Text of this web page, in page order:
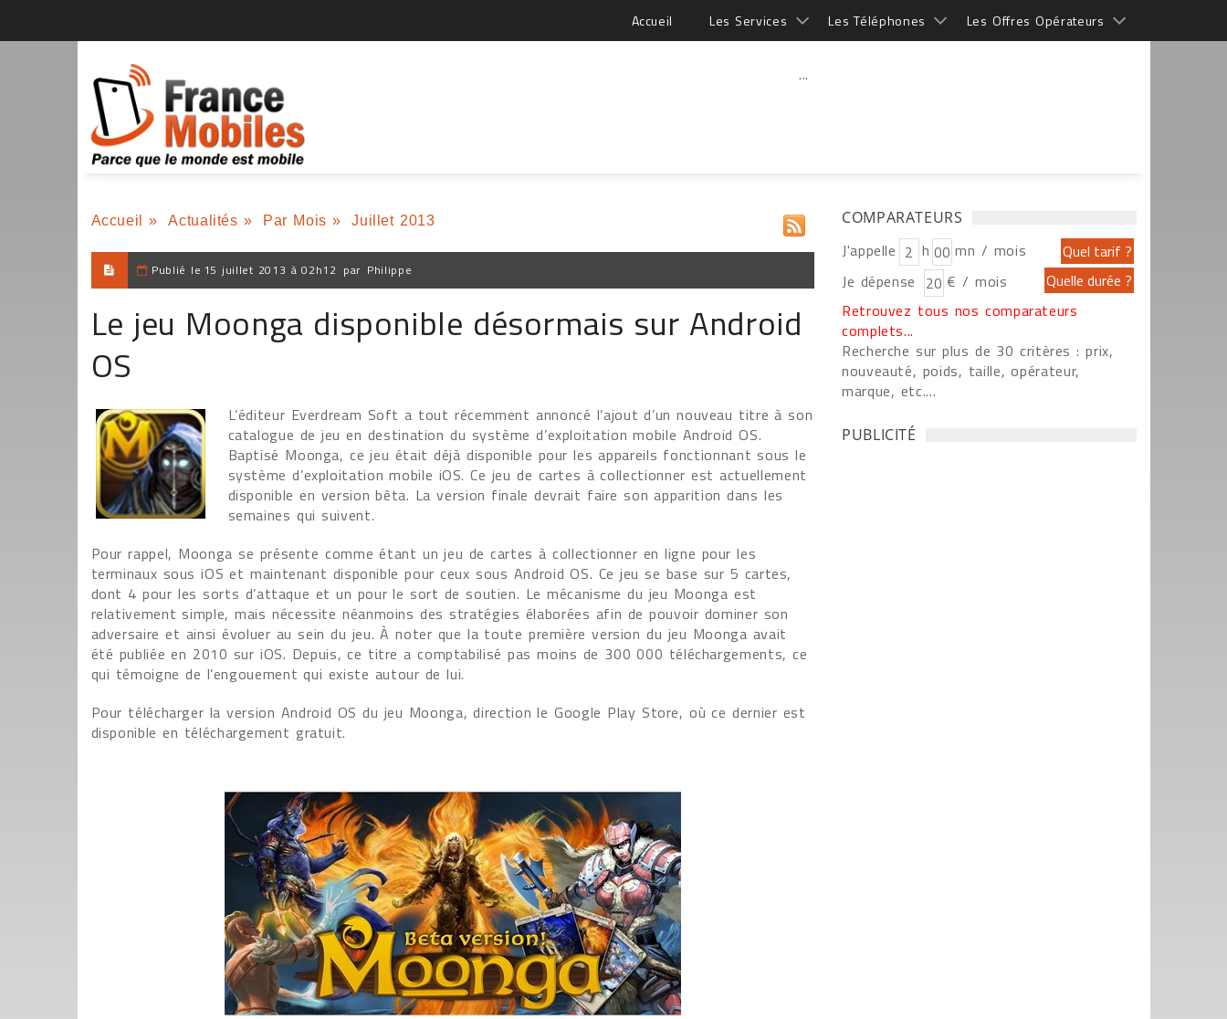
Accueil Les Services Les Téléphones Les Offres Opérateurs
...
Accueil » Actualités » Par Mois » Juillet 2013
Publié le 15 juillet 2013 à 02h12 par Philippe
Le jeu Moonga disponible désormais sur Android
OS
L’éditeur Everdream Soft a tout récemment annoncé l’ajout d’un nouveau titre à son
catalogue de jeu en destination du système d’exploitation mobile Android OS.
Baptisé Moonga, ce jeu était déjà disponible pour les appareils fonctionnant sous le
système d’exploitation mobile iOS. Ce jeu de cartes à collectionner est actuellement
disponible en version bêta. La version finale devrait faire son apparition dans les
semaines qui suivent.
Pour rappel, Moonga se présente comme étant un jeu de cartes à collectionner en ligne pour les
terminaux sous iOS et maintenant disponible pour ceux sous Android OS. Ce jeu se base sur 5 cartes,
dont 4 pour les sorts d’attaque et un pour le sort de soutien. Le mécanisme du jeu Moonga est
relativement simple, mais nécessite néanmoins des stratégies élaborées afin de pouvoir dominer son
adversaire et ainsi évoluer au sein du jeu. À noter que la toute première version du jeu Moonga avait
été publiée en 2010 sur iOS. Depuis, ce titre a comptabilisé pas moins de 300 000 téléchargements, ce
qui témoigne de l’engouement qui existe autour de lui.
Pour télécharger la version Android OS du jeu Moonga, direction le Google Play Store, où ce dernier est
disponible en téléchargement gratuit.
COMPARATEURS
J'appelle h
mn / mois
Je dépense
€ / mois
Retrouvez tous nos comparateurs
complets...
Recherche sur plus de 30 critères : prix,
nouveauté, poids, taille, opérateur,
marque, etc....
PUBLICITÉ